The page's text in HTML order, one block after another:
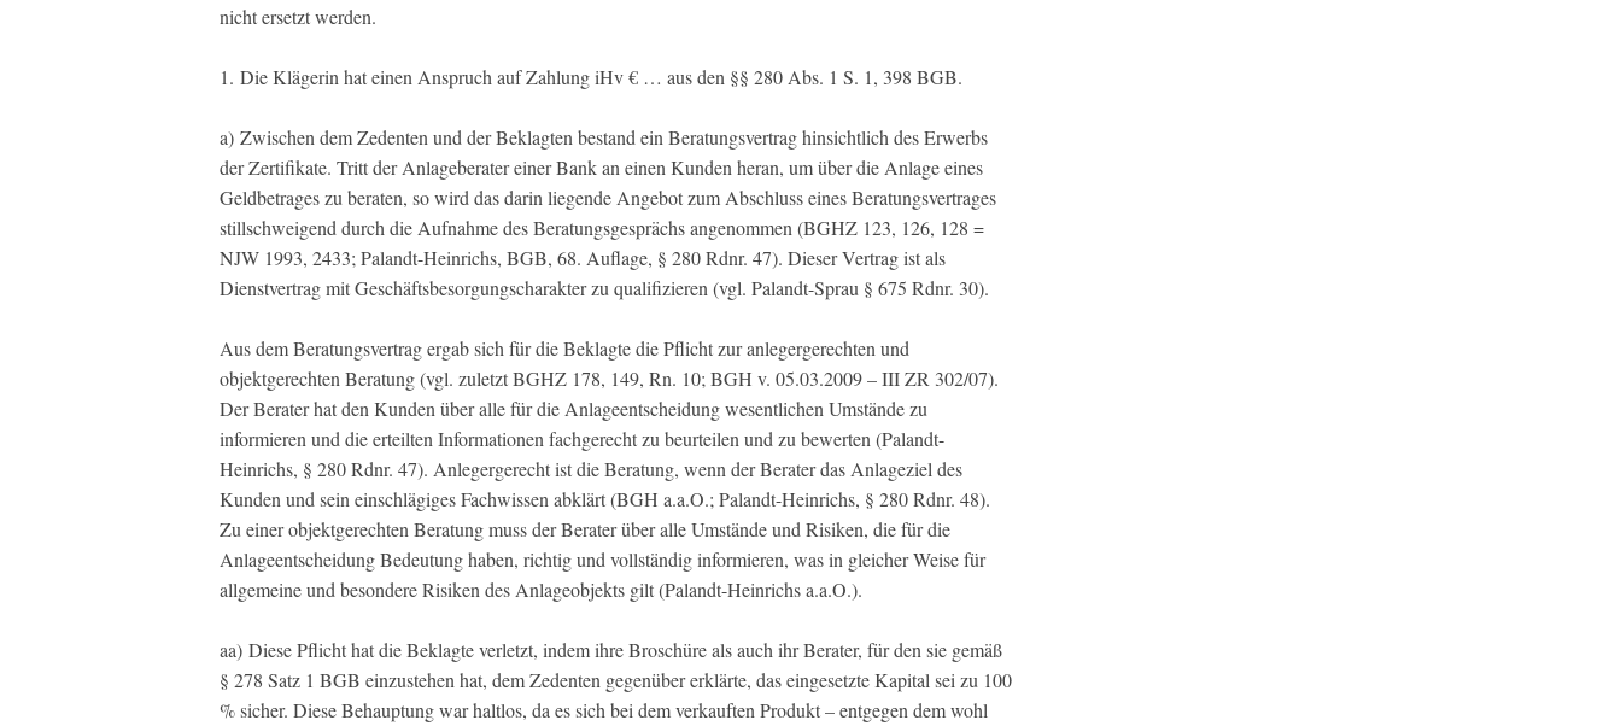
nicht ersetzt werden.
1. Die Klägerin hat einen Anspruch auf Zahlung iHv € … aus den §§ 280 Abs. 1 S. 1, 398 BGB.
a) Zwischen dem Zedenten und der Beklagten bestand ein Beratungsvertrag hinsichtlich des Erwerbs
der Zertifikate. Tritt der Anlageberater einer Bank an einen Kunden heran, um über die Anlage eines
Geldbetrages zu beraten, so wird das darin liegende Angebot zum Abschluss eines Beratungsvertrages
stillschweigend durch die Aufnahme des Beratungsgesprächs angenommen (BGHZ 123, 126, 128 =
NJW 1993, 2433; Palandt-Heinrichs, BGB, 68. Auflage, § 280 Rdnr. 47). Dieser Vertrag ist als
Dienstvertrag mit Geschäftsbesorgungscharakter zu qualifizieren (vgl. Palandt-Sprau § 675 Rdnr. 30).
Aus dem Beratungsvertrag ergab sich für die Beklagte die Pflicht zur anlegergerechten und
objektgerechten Beratung (vgl. zuletzt BGHZ 178, 149, Rn. 10; BGH v. 05.03.2009 – III ZR 302/07).
Der Berater hat den Kunden über alle für die Anlageentscheidung wesentlichen Umstände zu
informieren und die erteilten Informationen fachgerecht zu beurteilen und zu bewerten (Palandt-
Heinrichs, § 280 Rdnr. 47). Anlegergerecht ist die Beratung, wenn der Berater das Anlageziel des
Kunden und sein einschlägiges Fachwissen abklärt (BGH a.a.O.; Palandt-Heinrichs, § 280 Rdnr. 48).
Zu einer objektgerechten Beratung muss der Berater über alle Umstände und Risiken, die für die
Anlageentscheidung Bedeutung haben, richtig und vollständig informieren, was in gleicher Weise für
allgemeine und besondere Risiken des Anlageobjekts gilt (Palandt-Heinrichs a.a.O.).
aa) Diese Pflicht hat die Beklagte verletzt, indem ihre Broschüre als auch ihr Berater, für den sie gemäß
§ 278 Satz 1 BGB einzustehen hat, dem Zedenten gegenüber erklärte, das eingesetzte Kapital sei zu 100
% sicher. Diese Behauptung war haltlos, da es sich bei dem verkauften Produkt – entgegen dem wohl